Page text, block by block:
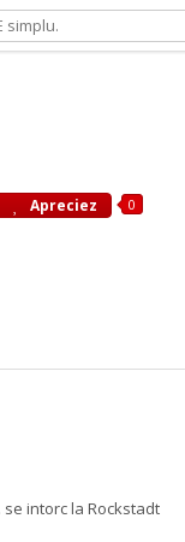
Apreciez 0
se intorc la Rockstadt